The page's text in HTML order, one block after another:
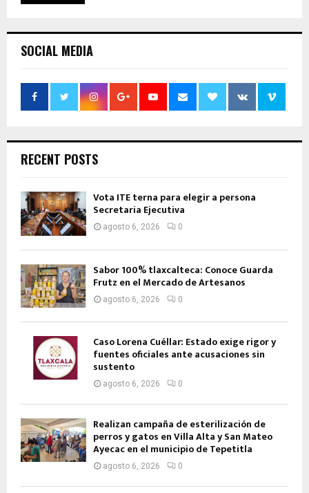
SOCIAL MEDIA
RECENT POSTS
Vota ITE terna para elegir a persona
Secretaria Ejecutiva
agosto 6, 2026 0
Sabor 100% tlaxcalteca: Conoce Guarda
Frutz en el Mercado de Artesanos
agosto 6, 2026 0
Caso Lorena Cuéllar: Estado exige rigor y
fuentes oficiales ante acusaciones sin
sustento
agosto 6, 2026 0
Realizan campaña de esterilización de
perros y gatos en Villa Alta y San Mateo
Ayecac en el municipio de Tepetitla
agosto 6, 2026 0